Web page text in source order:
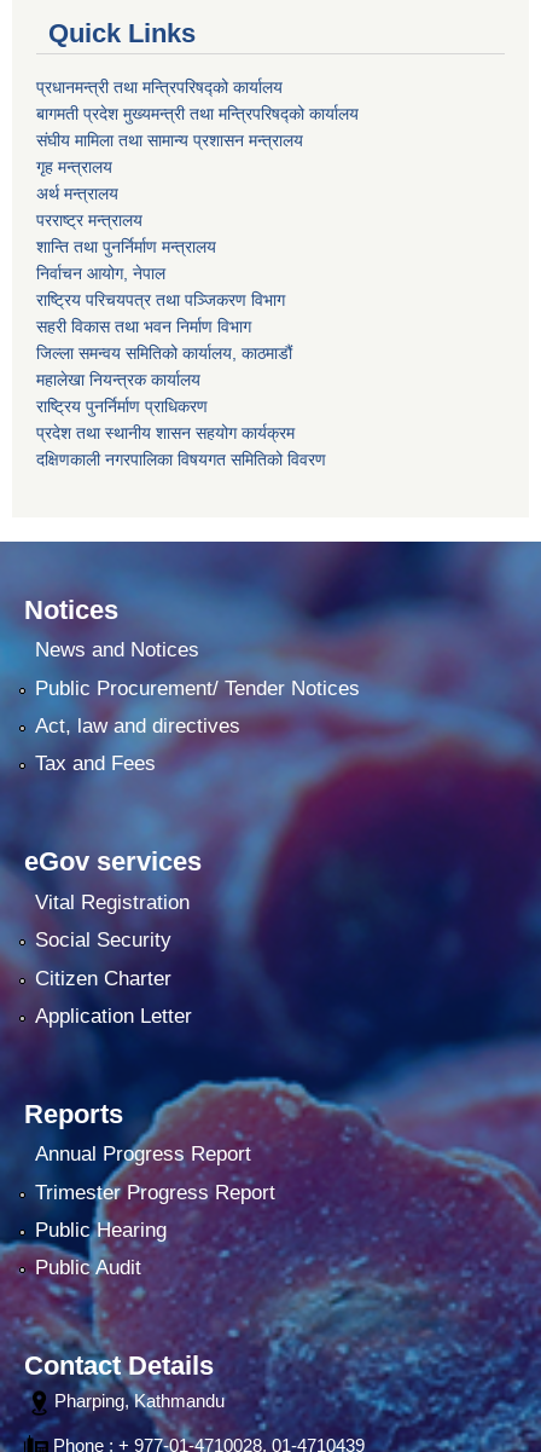
Quick Links
प्रधानमन्त्री तथा मन्त्रिपरिषद्को कार्यालय
बागमती प्रदेश मुख्यमन्त्री तथा मन्त्रिपरिषद्को कार्यालय
संघीय मामिला तथा सामान्य प्रशासन मन्त्रालय
गृह मन्त्रालय
अर्थ मन्त्रालय
परराष्ट्र मन्त्रालय
शान्ति तथा पुनर्निर्माण मन्त्रालय
निर्वाचन आयोग, नेपाल
राष्ट्रिय परिचयपत्र तथा पञ्जिकरण विभाग
सहरी विकास तथा भवन निर्माण विभाग
जिल्ला समन्वय समितिको कार्यालय, काठमाडौं
महालेखा नियन्त्रक कार्यालय
राष्ट्रिय पुनर्निर्माण प्राधिकरण
प्रदेश तथा स्थानीय शासन सहयोग कार्यक्रम
दक्षिणकाली नगरपालिका विषयगत समितिको विवरण
Notices
News and Notices
Public Procurement/ Tender Notices
Act, law and directives
Tax and Fees
eGov services
Vital Registration
Social Security
Citizen Charter
Application Letter
Reports
Annual Progress Report
Trimester Progress Report
Public Hearing
Public Audit
Contact Details
Pharping, Kathmandu
Phone : + 977-01-4710028, 01-4710439